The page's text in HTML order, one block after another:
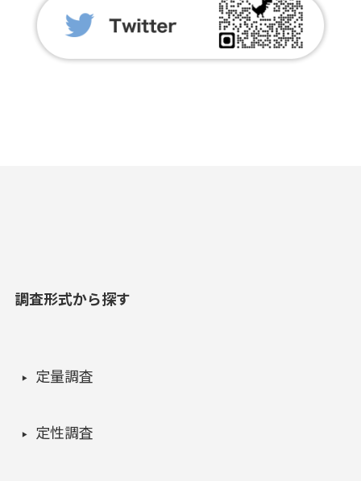
調査形式から探す
定量調査
定性調査